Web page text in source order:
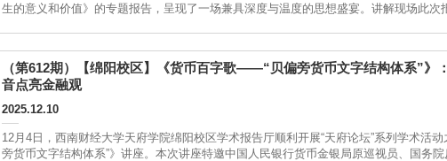
生的意义和价值》的专题报告，呈现了一场兼具深度与温度的思想盛宴。讲解现场此次
（第612期）【绵阳校区】《货币百字歌——“贝偏旁货币文字结构体系”》
音点亮金融观
2025.12.10
12月4日，西南财经大学天府学院绵阳校区学术报告厅顺利开展“天府论坛”系列学术活
旁货币文字结构体系”》讲座。本次讲座特邀中国人民银行货币金银局原巡视员、国务